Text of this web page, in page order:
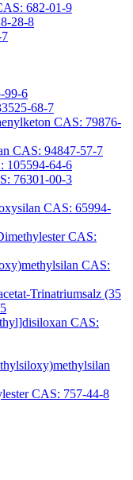
682-01-9
28-8
99-6
68-7
CAS: 79876-
CAS: 94847-57-7
105594-64-6
76301-00-3
CAS: 65994-
CAS:
CAS:
Trinatriumsalz (35
CAS:
CAS: 757-44-8